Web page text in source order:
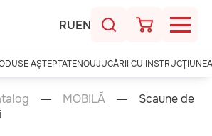
RUEN
AȘTEPTATENOUJUCĂRII CU
MOBILĂ
Scaune de